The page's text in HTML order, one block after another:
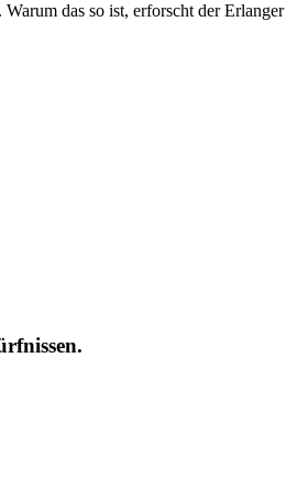
das so ist, erforscht der